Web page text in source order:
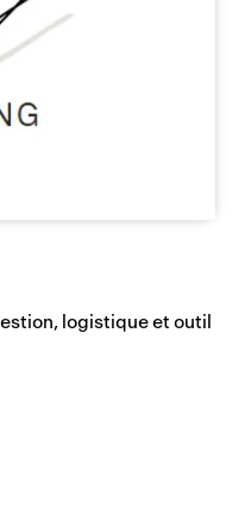
logistique et outil